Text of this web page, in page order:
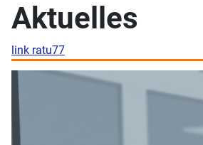
Aktuelles
link ratu77